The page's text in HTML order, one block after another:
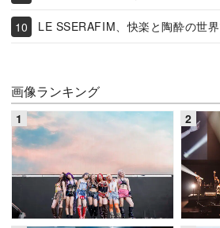
LE SSERAFIM、快楽と陶酔の世
画像ランキング